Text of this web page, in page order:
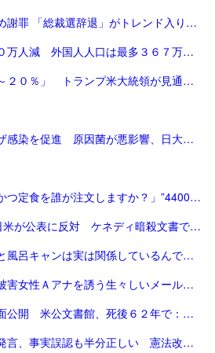
「小泉氏、「ステマ」認め謝罪 「総裁選辞退」がトレンド入り 写真5枚 国際ニュース：AFPBB News」
「日本人、過去最大の９０万人減 外国人人口は最多３６７万人―総務省：時事ドットコム」
「未合意国の関税「１５～２０％」 トランプ米大統領が見通し：時事ドットコム」
「歯周病がインフルエンザ感染を促進 原因菌が悪影響、日大チーム確認：朝日新聞」
「「とんかつのないとんかつ定食を誰が注文しますか？」”4400万円トラブル”で『RIZIN』が敗訴 | FRIDAYデジタル」
「CIA東京支局の存在、日米が公表に反対 ケネディ暗殺文書で判明 [トランプ再来]：朝日新聞」
「【医師監修】発達障害と風呂キャンは実は関係しているんです！ - 新宿ペリカンこころクリニック【心療内科/精神科】」
「【フジ】中居正広氏、被害女性Ａアナを誘う生々しいメール 複数人で会食提案→実際は集めず 店予約せず→マンション Ａアナ「嫌な気がした」/芸能/デイリースポーツ online」
「ケネディ暗殺記録を全面公開 米公文書館、死後６２年で：時事ドットコム」
「トランプ氏「片務性」発言、事実誤認も半分正しい 憲法改正、安保3文書見直しが必要 - 産経ニュース」